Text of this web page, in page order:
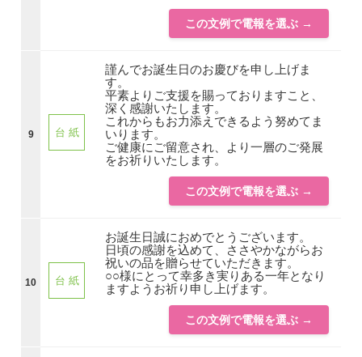
この文例で電報を選ぶ →
9 台 紙
謹んでお誕生日のお慶びを申し上げま
す。
平素よりご支援を賜っておりますこと、
深く感謝いたします。
これからもお力添えできるよう努めてま
いります。
ご健康にご留意され、より一層のご発展
をお祈りいたします。
この文例で電報を選ぶ →
10 台 紙
お誕生日誠におめでとうございます。
日頃の感謝を込めて、ささやかながらお
祝いの品を贈らせていただきます。
○○様にとって幸多き実りある一年となり
ますようお祈り申し上げます。
この文例で電報を選ぶ →